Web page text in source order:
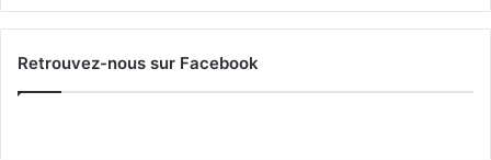
Retrouvez-nous sur Facebook